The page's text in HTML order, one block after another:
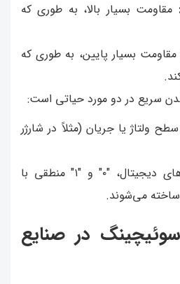
مقاومت بسیار بالا، به طوری که
مقاومت بسیار پایین، به طوری که
سریع در دو مورد حیاتی است:
سطح ولتاژ یا جریان (مثلاً در شارژر
در مدارهای دیجیتال، "۰" و "۱" منطقی با
می‌شوند.
در صنایع